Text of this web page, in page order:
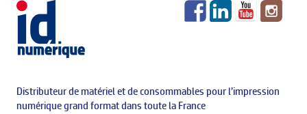
Distributeur de matériel et de consommables pour l’impression
numérique grand format dans toute la France